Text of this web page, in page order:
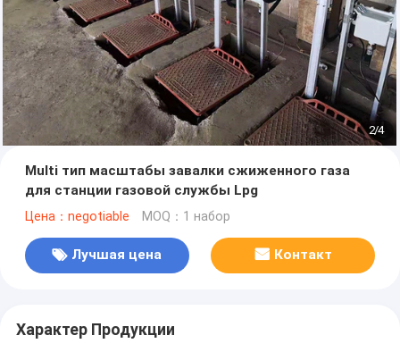
2/4
Multi тип масштабы завалки сжиженного газа
для станции газовой службы Lpg
Цена：negotiable MOQ：1 набор
Лучшая цена Контакт
Характер Продукции